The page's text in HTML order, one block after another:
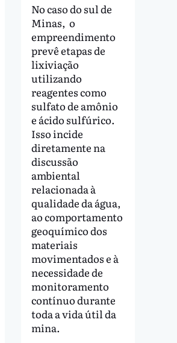
No caso do sul de
Minas, o
empreendimento
prevê etapas de
lixiviação
utilizando
reagentes como
sulfato de amônio
e ácido sulfúrico.
Isso incide
diretamente na
discussão
ambiental
relacionada à
qualidade da água,
ao comportamento
geoquímico dos
materiais
movimentados e à
necessidade de
monitoramento
contínuo durante
toda a vida útil da
mina.